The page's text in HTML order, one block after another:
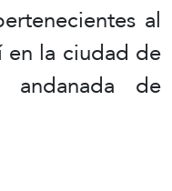
al
la ciudad de
andanada de